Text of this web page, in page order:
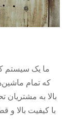
که تمام
بالا به
با کیفیت بالا